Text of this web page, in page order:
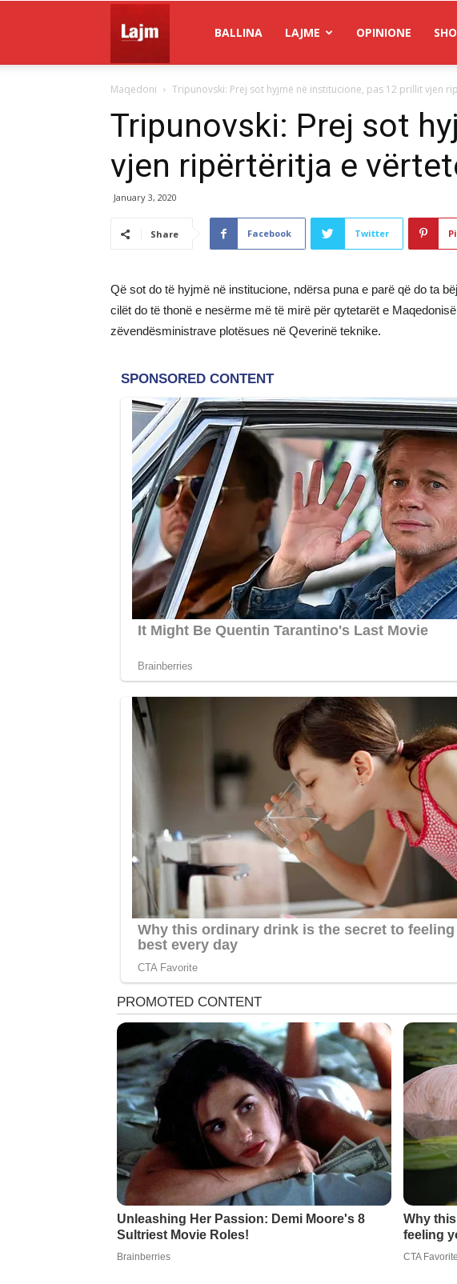
Lajm
BALLINA LAJME OPINIONE
Maqedoni Tripunovski: Prej sot hyjmë në institucione, pas 12 prillit vjen
Tripunovski: Prej sot
vjen ripërtëritja e
January 3, 2020
Share Facebook Twitter
Që sot do të hyjmë në institucione, ndërsa puna e parë që do ta
cilët do të thonë e nesërme më të mirë për qytetarët e
zëvendësministrave plotësues në Qeverinë teknike.